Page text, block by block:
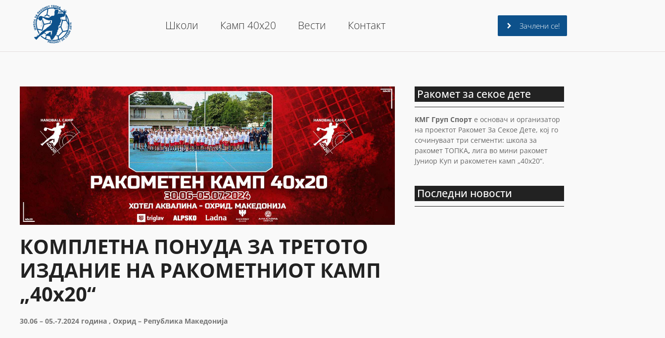
Школи Камп 40х20 Вести Контакт Зачлени се!
КОМПЛЕТНА ПОНУДА ЗА ТРЕТОТО
ИЗДАНИЕ НА РАКОМЕТНИОТ КАМП
„40х20“
30.06 – 05.-7.2024 година , Охрид – Република Македонија
Ракомет за секое дете
КМГ Груп Спорт е основач и организатор
на проектот Ракомет За Секое Дете, кој го
сочинуваат три сегменти: школа за
ракомет ТОПКА, лига во мини ракомет
Јуниор Куп и ракометен камп „40х20“.
Последни новости